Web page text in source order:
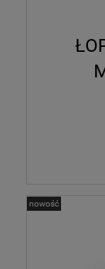
nowość